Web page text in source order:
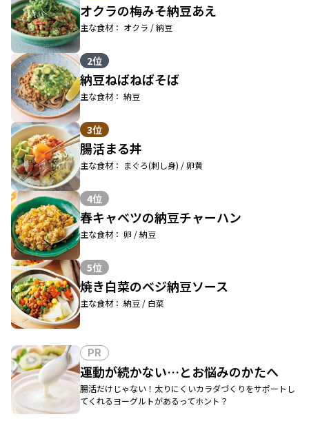
オクラの梅みそ納豆あえ
主な食材： オクラ / 納豆
2位
納豆ねばねばそば
主な食材： 納豆
3位
腸活まる丼
主な食材： まぐろ(刺し身) / 卵黄
4位
春キャベツの納豆チャーハン
主な食材： 卵 / 納豆
5位
焼き白菜のベジ納豆ソース
主な食材： 納豆 / 白菜
PR
運動が続かない…とお悩みのかたへ
腸活だけじゃない！太りにくいカラダづくりをサポートし
てくれるヨーグルトがあるってホント？